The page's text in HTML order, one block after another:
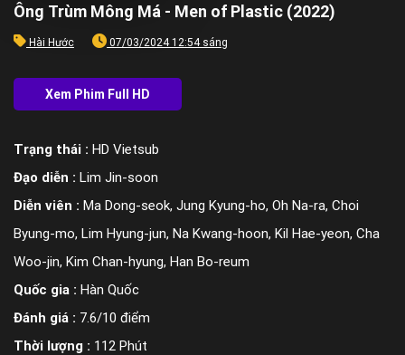
Ông Trùm Mông Má - Men of Plastic (2022)
Hài Hước 07/03/2024 12:54 sáng
Trạng thái : HD Vietsub
Đạo diễn : Lim Jin-soon
Diễn viên : Ma Dong-seok, Jung Kyung-ho, Oh Na-ra, Choi
Byung-mo, Lim Hyung-jun, Na Kwang-hoon, Kil Hae-yeon, Cha
Woo-jin, Kim Chan-hyung, Han Bo-reum
Quốc gia : Hàn Quốc
Đánh giá : 7.6/10 điểm
Thời lượng : 112 Phút